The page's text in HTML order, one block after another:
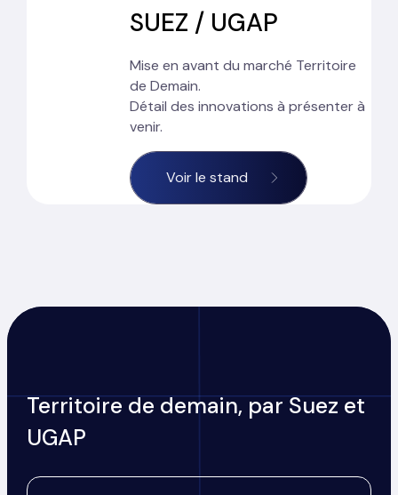
SUEZ / UGAP
Mise en avant du marché Territoire
de Demain.
Détail des innovations à présenter à
venir.
Voir le stand
Territoire de demain, par Suez et
UGAP